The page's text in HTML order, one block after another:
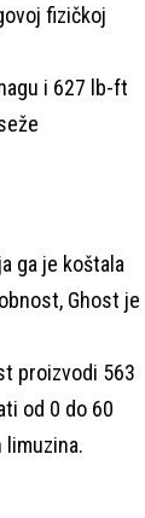
fizičkoj
i 627 lb-ft
ga je koštala
Ghost je
proizvodi 563
od 0 do 60